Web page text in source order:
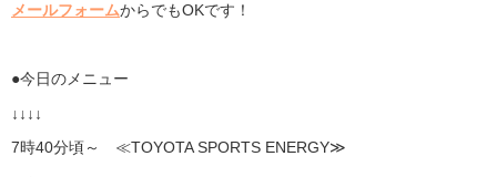
メールフォームからでもOKです！
●今日のメニュー
↓↓↓↓
7時40分頃～ ≪TOYOTA SPORTS ENERGY≫